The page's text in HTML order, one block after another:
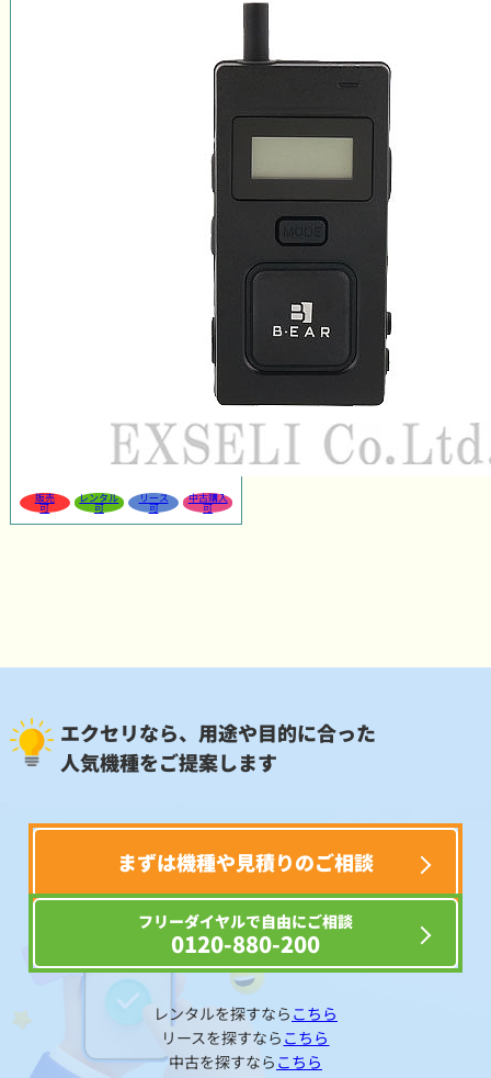
販売
可
レンタル
可
リース
可
中古購入
可
エクセリなら、用途や目的に合った
人気機種をご提案します
まずは機種や見積りのご相談
フリーダイヤルで自由にご相談
0120-880-200
レンタルを探すなら こちら
リースを探すなら こちら
中古を探すなら こちら